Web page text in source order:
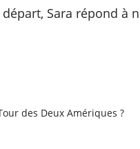
Sara répond à
des Deux Amériques ?